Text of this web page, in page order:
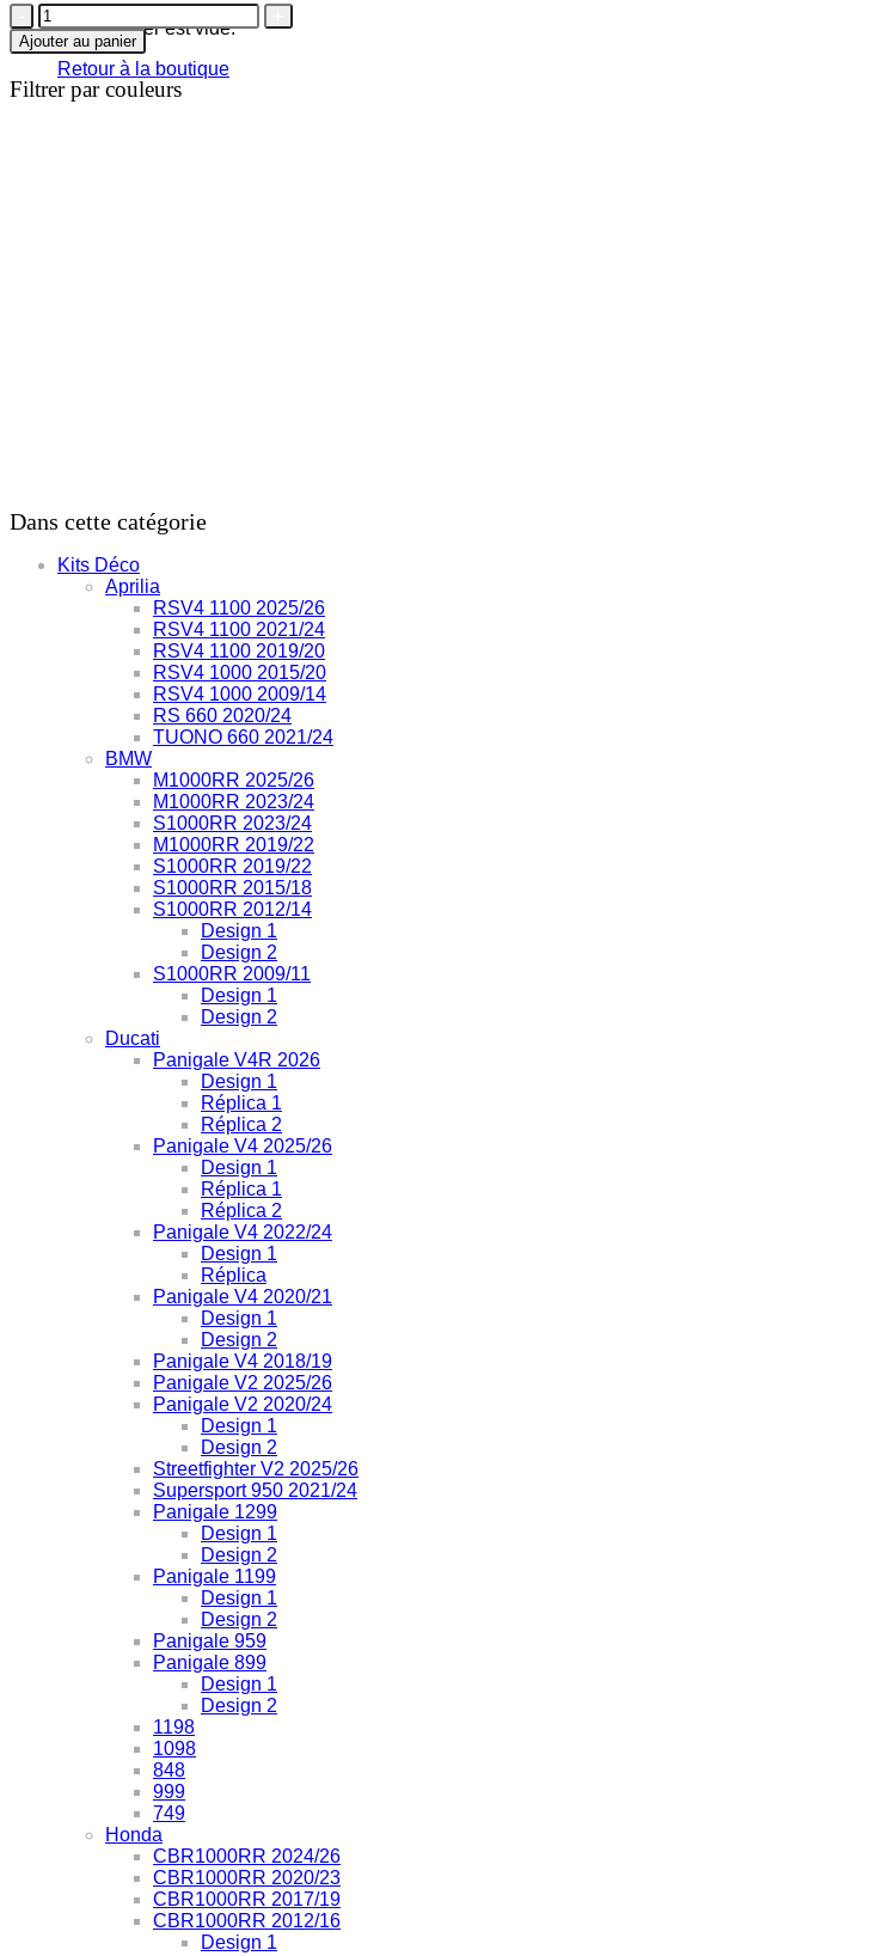
Votre panier est vide.
Retour à la boutique
quantité
de
Kramer
EVO2
690
Ajouter au panier
Filtrer par couleurs
Dans cette catégorie
Kits Déco
Aprilia
RSV4 1100 2025/26
RSV4 1100 2021/24
RSV4 1100 2019/20
RSV4 1000 2015/20
RSV4 1000 2009/14
RS 660 2020/24
TUONO 660 2021/24
BMW
M1000RR 2025/26
M1000RR 2023/24
S1000RR 2023/24
M1000RR 2019/22
S1000RR 2019/22
S1000RR 2015/18
S1000RR 2012/14
Design 1
Design 2
S1000RR 2009/11
Design 1
Design 2
Ducati
Panigale V4R 2026
Design 1
Réplica 1
Réplica 2
Panigale V4 2025/26
Design 1
Réplica 1
Réplica 2
Panigale V4 2022/24
Design 1
Réplica
Panigale V4 2020/21
Design 1
Design 2
Panigale V4 2018/19
Panigale V2 2025/26
Panigale V2 2020/24
Design 1
Design 2
Streetfighter V2 2025/26
Supersport 950 2021/24
Panigale 1299
Design 1
Design 2
Panigale 1199
Design 1
Design 2
Panigale 959
Panigale 899
Design 1
Design 2
1198
1098
848
999
749
Honda
CBR1000RR 2024/26
CBR1000RR 2020/23
CBR1000RR 2017/19
CBR1000RR 2012/16
Design 1